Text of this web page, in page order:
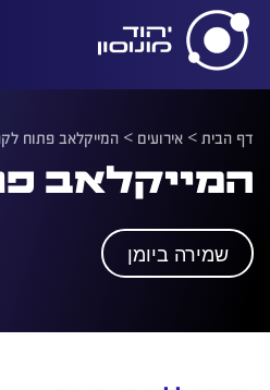
דף הבית> אירועים > המייקלאב פתוח
המייקלאב
שמירה ביומן